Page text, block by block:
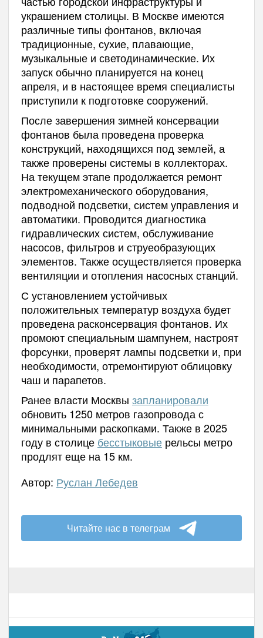
украшением столицы. В Москве имеются
различные типы фонтанов, включая
традиционные, сухие, плавающие,
музыкальные и светодинамические. Их
запуск обычно планируется на конец
апреля, и в настоящее время специалисты
приступили к подготовке сооружений.
После завершения зимней консервации
фонтанов была проведена проверка
конструкций, находящихся под землей, а
также проверены системы в коллекторах.
На текущем этапе продолжается ремонт
электромеханического оборудования,
подводной подсветки, систем управления и
автоматики. Проводится диагностика
гидравлических систем, обслуживание
насосов, фильтров и струеобразующих
элементов. Также осуществляется проверка
вентиляции и отопления насосных станций.
С установлением устойчивых
положительных температур воздуха будет
проведена расконсервация фонтанов. Их
промоют специальным шампунем, настроят
форсунки, проверят лампы подсветки и, при
необходимости, отремонтируют облицовку
чаш и парапетов.
Ранее власти Москвы запланировали
обновить 1250 метров газопровода с
минимальными раскопками. Также в 2025
году в столице бесстыковыерельсы метро
продлят еще на 15 км.
Автор: Руслан Лебедев
Читайте нас в телеграм